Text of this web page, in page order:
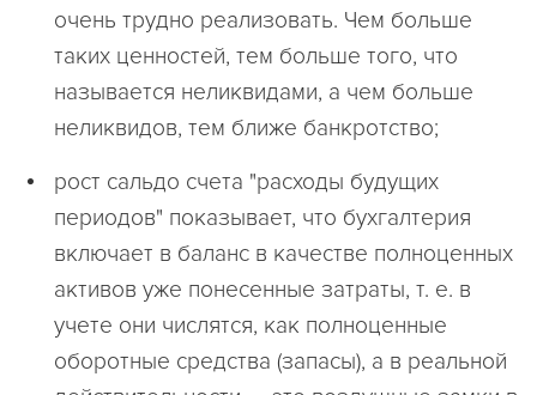
очень трудно реализовать. Чем больше
таких ценностей, тем больше того, что
называется неликвидами, а чем больше
неликвидов, тем ближе банкротство;
рост сальдо счета "расходы будущих
периодов" показывает, что бухгалтерия
включает в баланс в качестве полноценных
активов уже понесенные затраты, т. е. в
учете они числятся, как полноценные
оборотные средства (запасы), а в реальной